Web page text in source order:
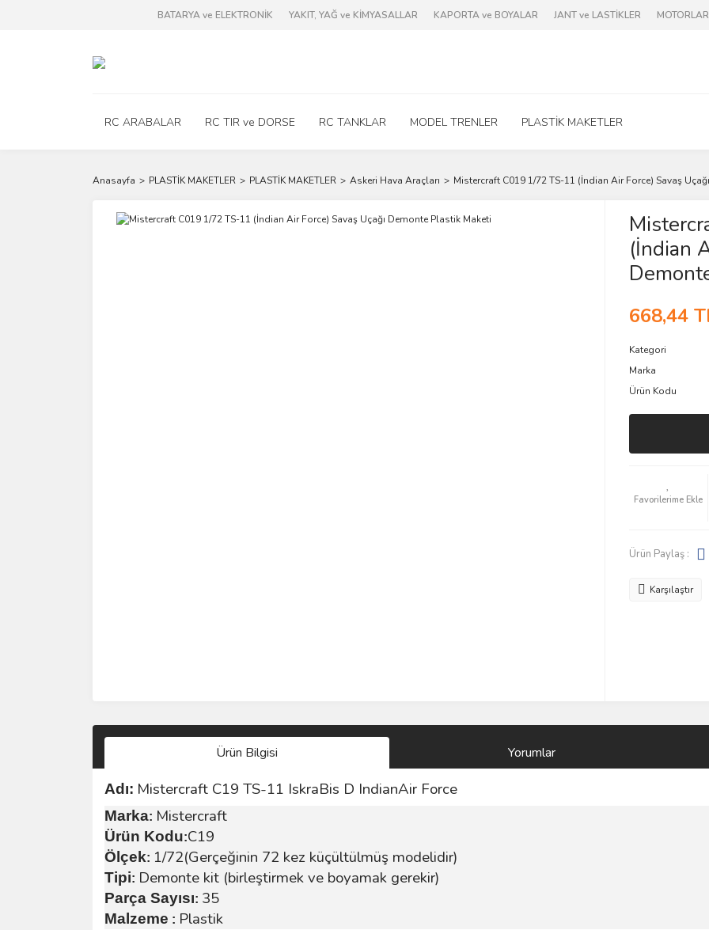
BATARYA ve ELEKTRONİK YAKIT, YAĞ ve KİMYASALLAR KAPORTA ve BOYALAR JANT ve LASTİKLER
RC ARABALAR RC TIR ve DORSE RC TANKLAR MODEL TRENLER PLASTİK MAKETLER
Anasayfa PLASTİK MAKETLER PLASTİK MAKETLER Askeri Hava Araçları Mistercraft C019 1/72 TS-11 (İndian Air Force) Savaş
(İndian
668,44
Kategori
Marka
Ürün Kodu
Ürün Paylaş :
Karşılaştır
Ürün Bilgisi Yorumlar
Adı: Mistercraft C19 TS-11 IskraBis D IndianAir Force
Marka: Mistercraft
Ürün Kodu:C19
Ölçek: 1/72(Gerçeğinin 72 kez küçültülmüş modelidir)
Tipi: Demonte kit (birleştirmek ve boyamak gerekir)
Parça Sayısı: 35
Malzeme : Plastik